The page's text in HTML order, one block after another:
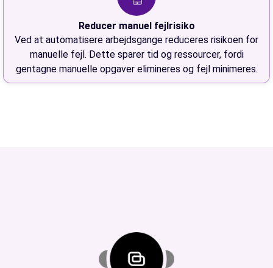
Reducer manuel fejlrisiko
Ved at automatisere arbejdsgange reduceres risikoen for
manuelle fejl. Dette sparer tid og ressourcer, fordi
gentagne manuelle opgaver elimineres og fejl minimeres.